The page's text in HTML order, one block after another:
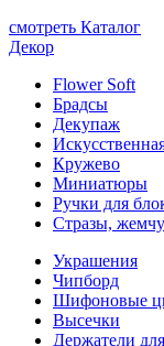
смотреть Каталог
Декор
Flower Soft
Брадсы
Декупаж
Кружево
Миниатюры
Ручки для
Стразы,
Украшения
Чипборд
Шифоновые
Высечки
Держатели